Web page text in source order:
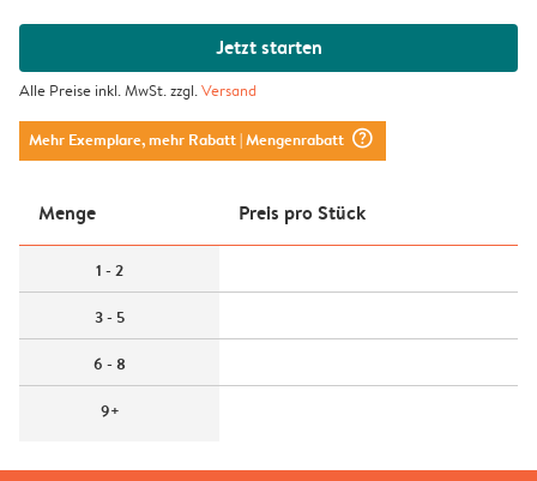
Jetzt starten
Alle Preise inkl. MwSt. zzgl.Versand
Mehr Exemplare, mehr Rabatt| Mengenrabatt question_mark_circle
Menge Preis pro Stück
1 - 2
3 - 5
6 - 8
9+